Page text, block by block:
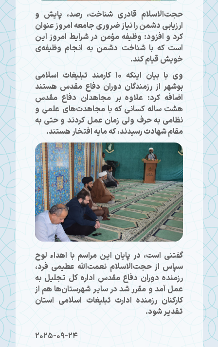
حجت‌الاسلام قادری شناخت، رصد، پایش و
ارزیابی دشمن را نیاز ضروری جامعه امروز عنوان
کرد و افزود: وظیفه مؤمن در شرایط امروز این
است که با شناخت دشمن به انجام وظیفه‌ی
خویش قیام کند.
وی با بیان اینکه 10 کارمند تبلیغات اسلامی
بوشهر از رزمندگان دوران دفاع مقدس هستند
اضافه کرد: علاوه بر مجاهدان دفاع مقدس
هشت ساله کسانی که با مجاهدت‌های علمی و
نظامی به حرف ولی زمان عمل کردند و حتی به
مقام شهادت رسیدند، که مایه افتخار هستند.
گفتنی است، در پایان این مراسم با اهداء لوح
سپاس از حجت‌الاسلام نعمت‌الله عطیمی فرد،
رزمنده دوران دفاع مقدس اداره کل تجلیل به
عمل آمد و مقرر شد در سایر شهرستان‌ها هم از
کارکنان رزمنده ادارت تبلیغات اسلامی استان
تقدیر شود.
2025-09-24